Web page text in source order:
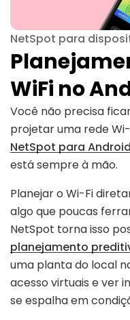
NetSpot para
WiFi no
Você não precisa
projetar uma rede
NetSpot para Android
está sempre à mão.
Planejar o Wi-Fi
algo que poucas
NetSpot torna isso
planejamento
uma planta do local
acesso virtuais e ver
se espalha em